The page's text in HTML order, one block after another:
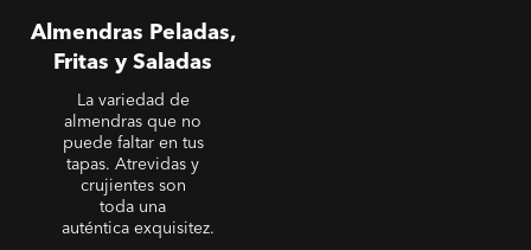
Almendras Peladas,
Fritas y Saladas
La variedad de
almendras que no
puede faltar en tus
tapas. Atrevidas y
crujientes son
toda una
auténtica exquisitez.